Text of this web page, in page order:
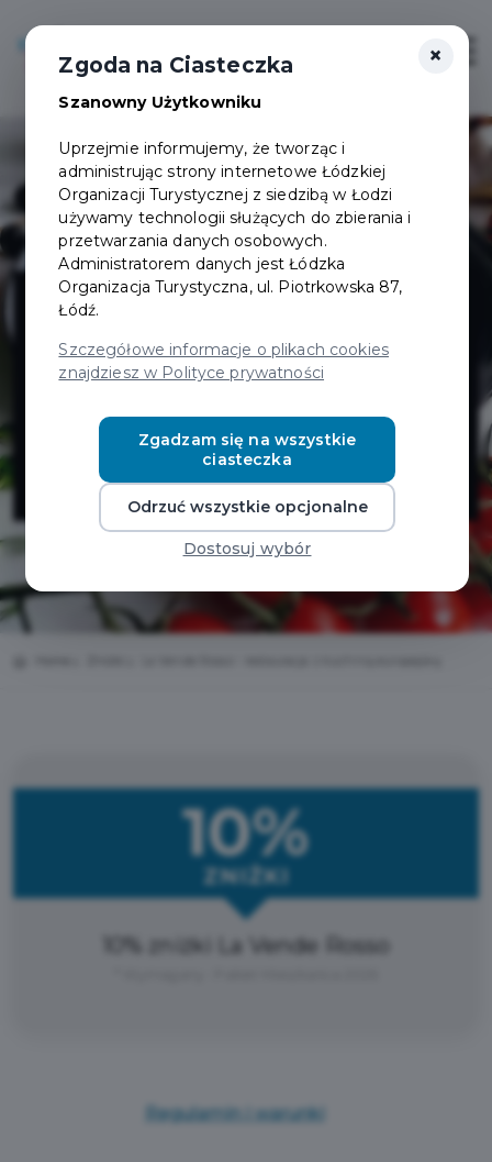
Login/Rejestracja
La Vende Rosso
- restauracja z
kuchnią
europejską
10%
ZNIŻKI
10% zniżki La Vende Rosso
Regulamin i warunki
×
Zgoda na Ciasteczka
Szanowny Użytkowniku
Uprzejmie informujemy, że tworząc i
administrując strony internetowe Łódzkiej
Organizacji Turystycznej z siedzibą w Łodzi
używamy technologii służących do zbierania i
przetwarzania danych osobowych.
Administratorem danych jest Łódzka
Organizacja Turystyczna, ul. Piotrkowska 87,
Łódź.
Szczegółowe informacje o plikach cookies
znajdziesz w Polityce prywatności
Zgadzam się na wszystkie
ciasteczka
Odrzuć wszystkie opcjonalne
Dostosuj wybór